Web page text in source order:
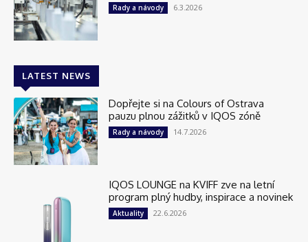
Rady a návody 6.3.2026
LATEST NEWS
Dopřejte si na Colours of Ostrava
pauzu plnou zážitků v IQOS zóně
Rady a návody 14.7.2026
IQOS LOUNGE na KVIFF zve na letní
program plný hudby, inspirace a novinek
Aktuality 22.6.2026